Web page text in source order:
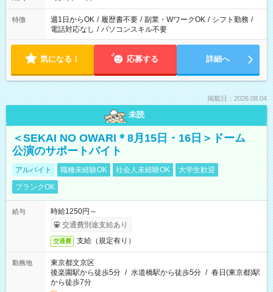
特徴 週1日からOK / 履歴書不要 / 副業・WワークOK / シフト勤務 /
電話対応なし / パソコンスキル不要
気になる！ 応募する 詳細へ
掲載日：2026.08.04
未読
＜SEKAI NO OWARI＊8月15日・16日＞ドーム
公演のサポートバイト
アルバイト 職種未経験OK 社会人未経験OK
大学生歓迎
ブランクOK
給与
時給1250円～
交通費別途支給あり
交通費 支給（規定有り）
勤務地
東京都文京区
後楽園駅から徒歩5分 / 水道橋駅から徒歩5分 / 春日(東京都)駅
から徒歩7分